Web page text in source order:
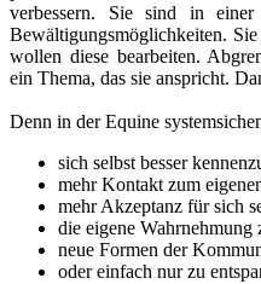
verbessern. Sie sind in
Bewältigungsmöglichkeiten.
wollen diese bearbeiten.
ein Thema, das sie anspricht.
Denn in der Equine
sich selbst besser
mehr Kontakt zum
mehr Akzeptanz für sich
die eigene Wahrnehmung
neue Formen der
oder einfach nur zu